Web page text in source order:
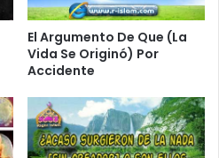
El Argumento De Que (La
Vida Se Originó) Por
Accidente